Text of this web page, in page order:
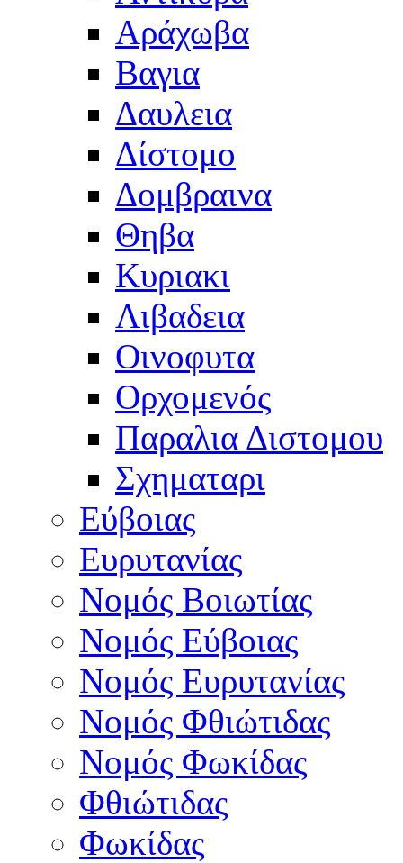
Αράχωβα
Βαγια
Δαυλεια
Δίστομο
Δομβραινα
Θηβα
Κυριακι
Λιβαδεια
Οινοφυτα
Ορχομενός
Παραλια Διστομου
Σχηματαρι
Εύβοιας
Ευρυτανίας
Νομός Βοιωτίας
Νομός Εύβοιας
Νομός Ευρυτανίας
Νομός Φθιώτιδας
Νομός Φωκίδας
Φθιώτιδας
Φωκίδας